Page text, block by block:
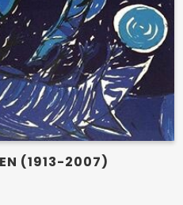
(1913-2007)